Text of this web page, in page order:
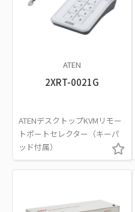
ATEN
2XRT-0021G
ATENデスクトップKVMリモー
トポートセレクター（キーパ
ッド付属）